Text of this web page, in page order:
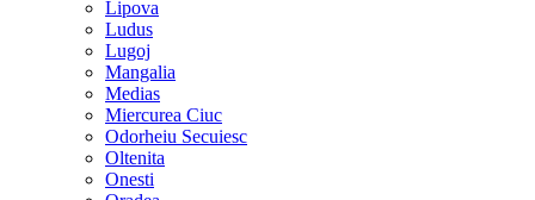
Lipova
Ludus
Lugoj
Mangalia
Medias
Miercurea Ciuc
Odorheiu Secuiesc
Oltenita
Onesti